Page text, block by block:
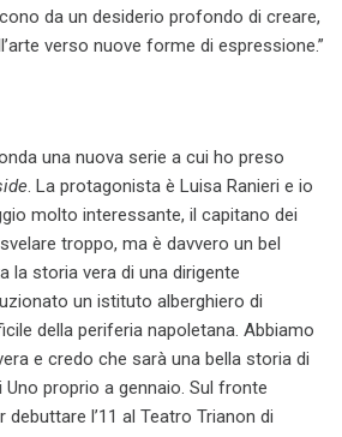
da un desiderio profondo di creare,
verso nuove forme di espressione.”
una nuova serie a cui ho preso
. La protagonista è Luisa Ranieri e io
molto interessante, il capitano dei
troppo, ma è davvero un bel
la storia vera di una dirigente
un istituto alberghiero di
della periferia napoletana. Abbiamo
e credo che sarà una bella storia di
proprio a gennaio. Sul fronte
l’11 al Teatro Trianon di